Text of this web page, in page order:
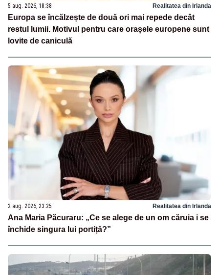
5 aug. 2026, 18:38 Realitatea din Irlanda
Europa se încălzește de două ori mai repede decât
restul lumii. Motivul pentru care orașele europene sunt
lovite de caniculă
2 aug. 2026, 23:25 Realitatea din Irlanda
Ana Maria Păcuraru: „Ce se alege de un om căruia i se
închide singura lui portiță?”